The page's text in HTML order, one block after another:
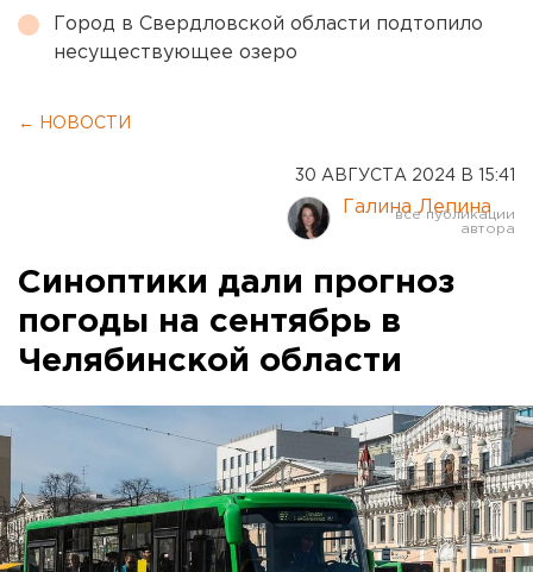
Город в Свердловской области подтопило
несуществующее озеро
← НОВОСТИ
30 АВГУСТА 2024 В 15:41
Галина Лепина
Синоптики дали прогноз
погоды на сентябрь в
Челябинской области